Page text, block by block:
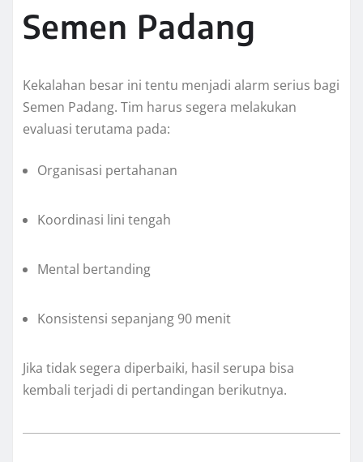
Semen Padang
Kekalahan besar ini tentu menjadi alarm serius bagi
Semen Padang. Tim harus segera melakukan
evaluasi terutama pada:
Organisasi pertahanan
Koordinasi lini tengah
Mental bertanding
Konsistensi sepanjang 90 menit
Jika tidak segera diperbaiki, hasil serupa bisa
kembali terjadi di pertandingan berikutnya.